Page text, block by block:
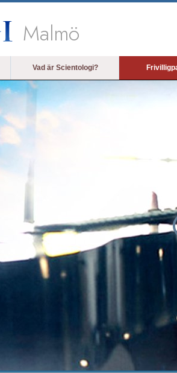
Malmö
Vad är Scientologi?